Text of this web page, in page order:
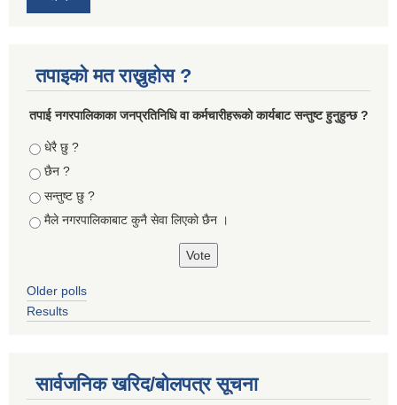
तपाइको मत राख्नुहोस ?
तपा‌ई नगरपालिकाका जनप्रतिनिधि वा कर्मचारीहरूकाे कार्यबाट सन्तुष्ट हुनुहुन्छ ?
Choices
धेरै छु ?
छैन ?
सन्तुष्ट छु ?
मैले नगरपालिकाबाट कुनै सेवा लिएकाे छैन ।
Older polls
Results
सार्वजनिक खरिद/बोलपत्र सूचना